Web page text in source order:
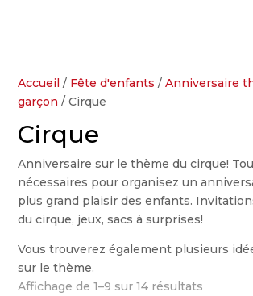
Accueil / Fête d'enfants /Anniversaire
garçon / Cirque
Cirque
Anniversaire sur le thème du cirque!
nécessaires pour organisez un
plus grand plaisir des enfants.
du cirque, jeux, sacs à surprises!
Vous trouverez également plusieurs
sur le thème.
Affichage de 1–9 sur 14 résultats